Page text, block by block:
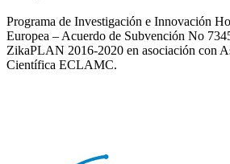
Programa de Investigación e Innovación
Europea – Acuerdo de Subvención No
ZikaPLAN 2016-2020 en asociación con
Científica ECLAMC.